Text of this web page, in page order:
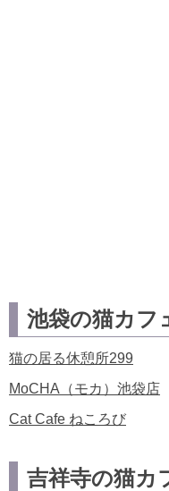
池袋の猫カフ
猫の居る休憩所299
MoCHA（モカ）池袋店
Cat Cafe ねころび
吉祥寺の猫カ